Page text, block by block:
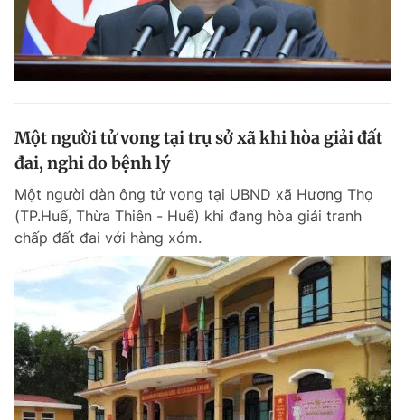
Một người tử vong tại trụ sở xã khi hòa giải đất
đai, nghi do bệnh lý
Một người đàn ông tử vong tại UBND xã Hương Thọ
(TP.Huế, Thừa Thiên - Huế) khi đang hòa giải tranh
chấp đất đai với hàng xóm.